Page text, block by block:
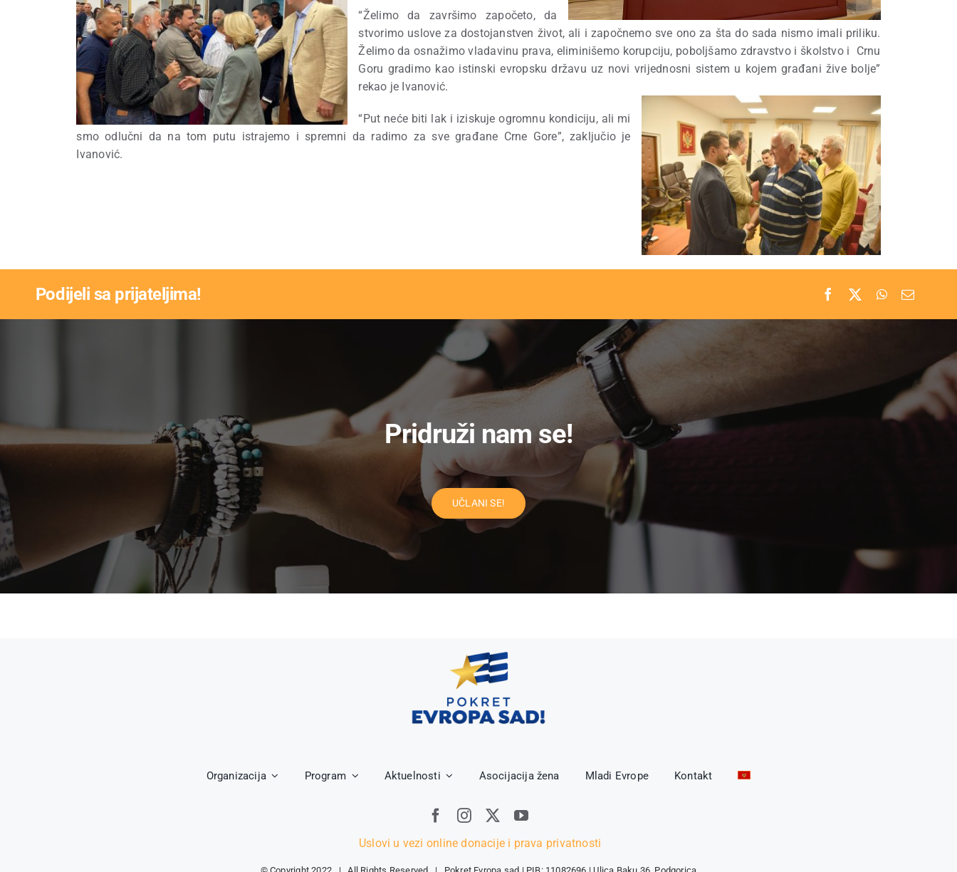
“Želimo da završimo započeto, da
stvorimo uslove za dostojanstven život, ali i započnemo sve ono za šta do sada nismo imali priliku.
Želimo da osnažimo vladavinu prava, eliminišemo korupciju, poboljšamo zdravstvo i školstvo i Crnu
Goru gradimo kao istinski evropsku državu uz novi vrijednosni sistem u kojem građani žive bolje”
rekao je Ivanović.
“Put neće biti lak i iziskuje ogromnu kondiciju, ali mi
smo odlučni da na tom putu istrajemo i spremni da radimo za sve građane Crne Gore”, zaključio je
Ivanović.
Podijeli sa prijateljima!
Pridruži nam se!
UČLANI SE!
Organizacija Program Aktuelnosti Asocijacija žena Mladi Evrope Kontakt
Uslovi u vezi online donacije i prava privatnosti